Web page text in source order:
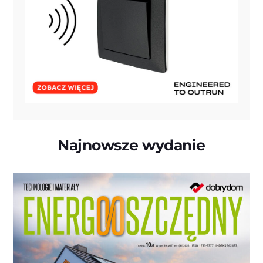
Najnowsze wydanie